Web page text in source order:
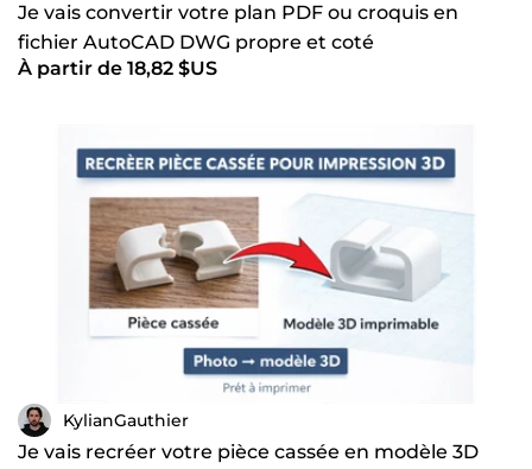
Je vais convertir votre plan PDF ou croquis en
fichier AutoCAD DWG propre et coté
À partir de 18,82 $US
KylianGauthier
Je vais recréer votre pièce cassée en modèle 3D